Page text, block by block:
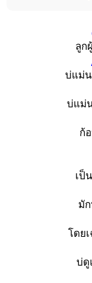
ลูก
บ่แม่น
บ่แม่
ก้
เป็
มั
โดย
บ่ดู